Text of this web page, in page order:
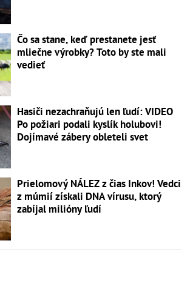
Čo sa stane, keď prestanete jesť
mliečne výrobky? Toto by ste mali
vedieť
Hasiči nezachraňujú len ľudí: VIDEO
Po požiari podali kyslík holubovi!
Dojímavé zábery obleteli svet
Prielomový NÁLEZ z čias Inkov! Vedci
z múmií získali DNA vírusu, ktorý
zabíjal milióny ľudí